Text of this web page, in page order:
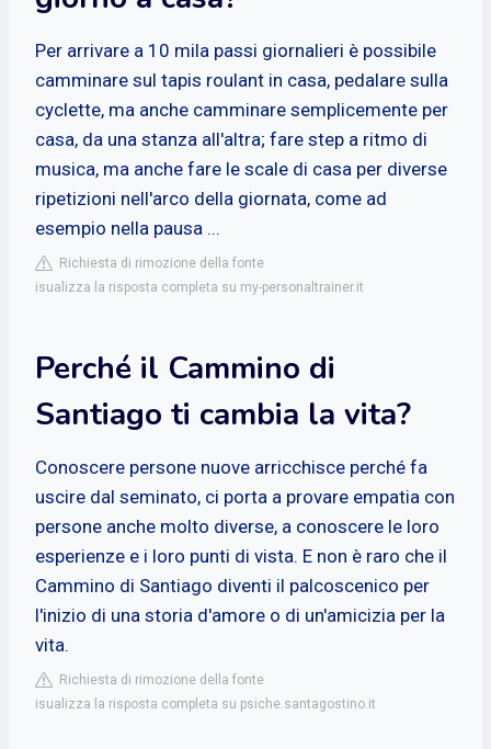
Per arrivare a 10 mila passi giornalieri è possibile
camminare sul tapis roulant in casa, pedalare sulla
cyclette, ma anche camminare semplicemente per
casa, da una stanza all'altra; fare step a ritmo di
musica, ma anche fare le scale di casa per diverse
ripetizioni nell'arco della giornata, come ad
esempio nella pausa ...
Richiesta di rimozione della fonte
isualizza la risposta completa su my-personaltrainer.it
Perché il Cammino di
Santiago ti cambia la vita?
Conoscere persone nuove arricchisce perché fa
uscire dal seminato, ci porta a provare empatia con
persone anche molto diverse, a conoscere le loro
esperienze e i loro punti di vista. E non è raro che il
Cammino di Santiago diventi il palcoscenico per
l'inizio di una storia d'amore o di un'amicizia per la
vita.
Richiesta di rimozione della fonte
isualizza la risposta completa su psiche.santagostino.it